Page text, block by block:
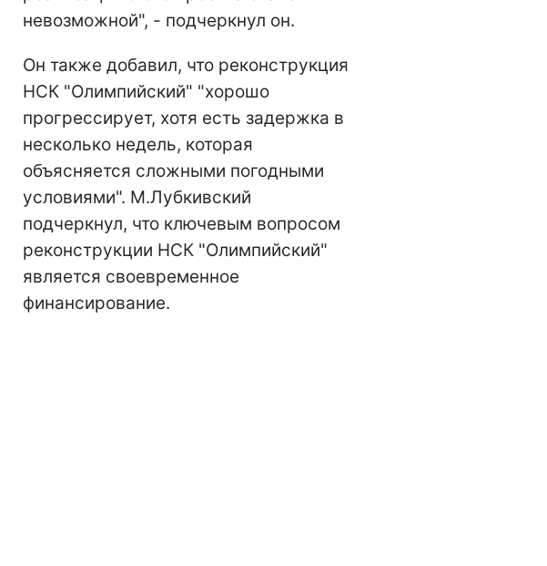
невозможной", - подчеркнул он.
Он также добавил, что реконструкция
НСК "Олимпийский" "хорошо
прогрессирует, хотя есть задержка в
несколько недель, которая
объясняется сложными погодными
условиями". М.Лубкивский
подчеркнул, что ключевым вопросом
реконструкции НСК "Олимпийский"
является своевременное
финансирование.